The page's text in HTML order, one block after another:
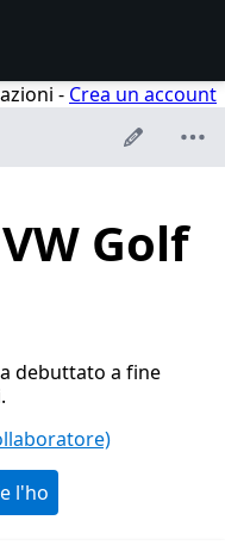
- Crea un account
Golf
debuttato a fine
l'ho